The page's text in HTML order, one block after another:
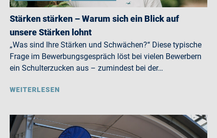
Stärken stärken – Warum sich ein Blick auf
unsere Stärken lohnt
„Was sind Ihre Stärken und Schwächen?“ Diese typische
Frage im Bewerbungsgespräch löst bei vielen Bewerbern
ein Schulterzucken aus – zumindest bei der…
WEITERLESEN